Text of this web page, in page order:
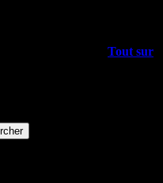
Tout sur